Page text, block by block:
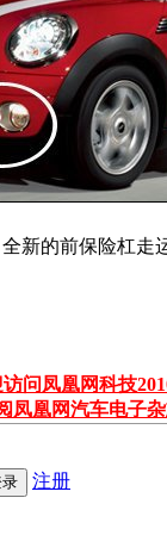
新的前保险杠
问凤凰网科技
凤凰网汽车电子杂
注册